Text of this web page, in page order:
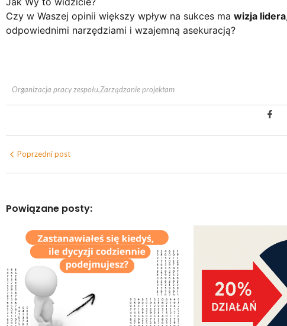
Czy w Waszej opinii większy wpływ na sukces ma wizja lidera
odpowiednimi narzędziami i wzajemną asekuracją?
Organizacja pracy zespołu,Zarządzanie projektam
Poprzedni post
Powiązane posty: